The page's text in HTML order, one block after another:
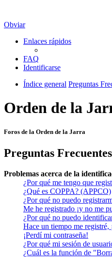
Obviar
Enlaces rápidos
FAQ
Identificarse
Índice general Preguntas
Orden de la
Foros de la Orden de la Jarra
Preguntas Frecuentes
Problemas acerca de la
¿Por qué me tengo que
¿Qué es COPPA? (APPCO)
¿Por qué no puedo
Me he registrado ¡y no me
¿Por qué no puedo
Hace un tiempo me registré,
¡Perdí mi contraseña!
¿Por qué mi sesión de
¿Cuál es la función de